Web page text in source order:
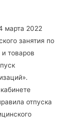
марта 2022
занятия по
товаров
отпуска